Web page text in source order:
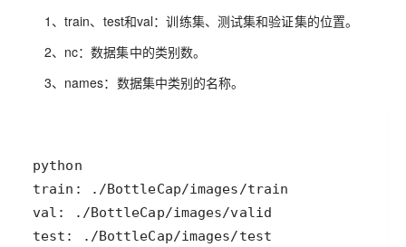
1、train、test和val：训练集、测试集和验证集的位置。
2、nc：数据集中的类别数。
3、names：数据集中类别的名称。